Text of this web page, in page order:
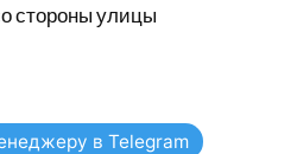
стороны улицы
в Telegram